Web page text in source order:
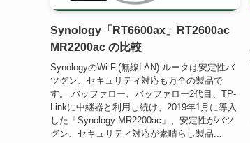
Synology「RT6600ax」RT2600ac
MR2200ac の比較
SynologyのWi-Fi(無線LAN) ルータは安定性バ
ツグン、セキュリティ対応も万全の製品で
す。 バッファロー、バッファロー2代目、TP-
Linkに中継器と利用し続け、2019年1月に導入
した「Synology MR2200ac」、安定性がバツ
グン、セキュリティ対応が素晴らし製品...